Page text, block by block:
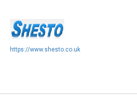
https://www.shesto.co.uk